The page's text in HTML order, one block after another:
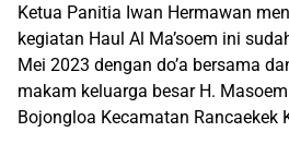
Ketua Panitia Iwan Hermawan
kegiatan Haul Al Ma’soem ini
Mei 2023 dengan do’a bersama
makam keluarga besar H.
Bojongloa Kecamatan Rancaekek